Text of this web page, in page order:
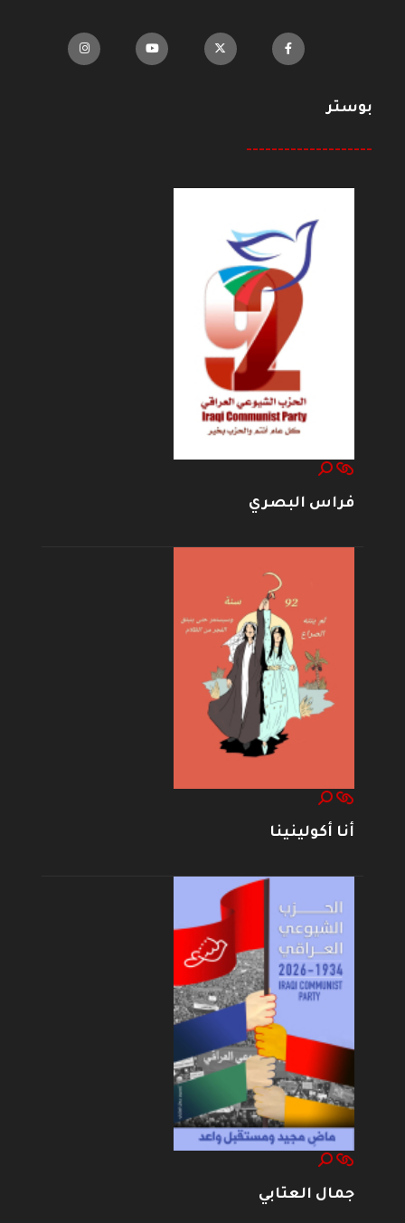
بوستر
--------------------
فراس البصري
أنا أكولينينا
جمال العتابي